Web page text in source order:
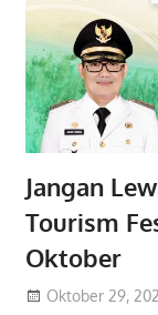
Jangan
Tourism
Oktober
Oktober 29,